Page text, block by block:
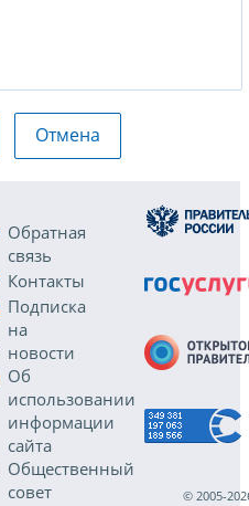
Отмена
Обратная
связь
Контакты
Подписка
на
новости
Об
использовании
информации
сайта
Общественный
совет
© 2005-